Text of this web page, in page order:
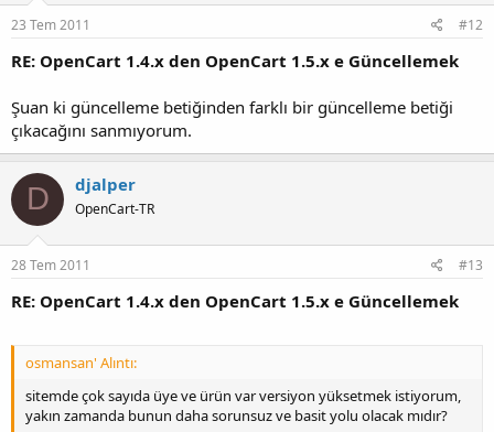
23 Tem 2011 #12
RE: OpenCart 1.4.x den OpenCart 1.5.x e Güncellemek
Şuan ki güncelleme betiğinden farklı bir güncelleme betiği
çıkacağını sanmıyorum.
D djalper
OpenCart-TR
28 Tem 2011 #13
RE: OpenCart 1.4.x den OpenCart 1.5.x e Güncellemek
osmansan' Alıntı:
sitemde çok sayıda üye ve ürün var versiyon yüksetmek istiyorum,
yakın zamanda bunun daha sorunsuz ve basit yolu olacak mıdır?